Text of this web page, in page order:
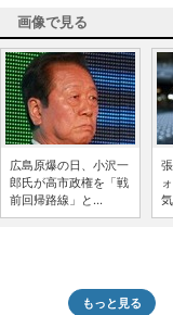
画像で見る
広島原爆の日、小沢一
郎氏が高市政権を「戦
前回帰路線」と...
もっと見る